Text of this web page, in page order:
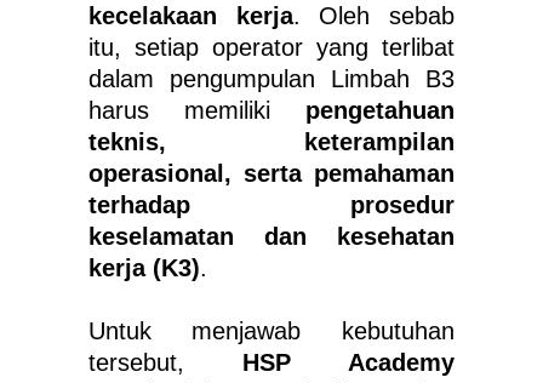
kecelakaan kerja. Oleh sebab
itu, setiap operator yang terlibat
dalam pengumpulan Limbah B3
harus memiliki pengetahuan
teknis, keterampilan
operasional, serta pemahaman
terhadap prosedur
keselamatan dan kesehatan
kerja (K3).
Untuk menjawab kebutuhan
tersebut, HSP Academy